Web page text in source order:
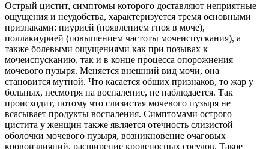
Острый цистит, симптомы которого доставляют неприятные
ощущения и неудобства, характеризуется тремя основными
признаками: пиурией (появлением гноя в моче),
поллакиурией (повышением частоты мочеиспускания), а
также болевыми ощущениями как при позывах к
мочеиспусканию, так и в конце процесса опорожнения
мочевого пузыря. Меняется внешний вид мочи, она
становится мутной. Что касается общих признаков, то жар у
больных, несмотря на воспаление, не наблюдается. Так
происходит, потому что слизистая мочевого пузыря не
всасывает продукты воспаления. Симптомами острого
цистита у женщин также является отечность слизистой
оболочки мочевого пузыря, возникновение очаговых
кровоизлияний, расширение кровеносных сосудов. Такое